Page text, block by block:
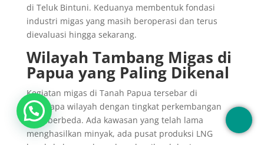
di Teluk Bintuni. Keduanya membentuk fondasi
industri migas yang masih beroperasi dan terus
dievaluasi hingga sekarang.
Wilayah Tambang Migas di
Papua yang Paling Dikenal
Kegiatan migas di Tanah Papua tersebar di
beberapa wilayah dengan tingkat perkembangan
yang berbeda. Ada kawasan yang telah lama
menghasilkan minyak, ada pusat produksi LNG